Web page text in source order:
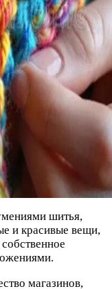
шитья,
и красивые вещи,
магазинов,